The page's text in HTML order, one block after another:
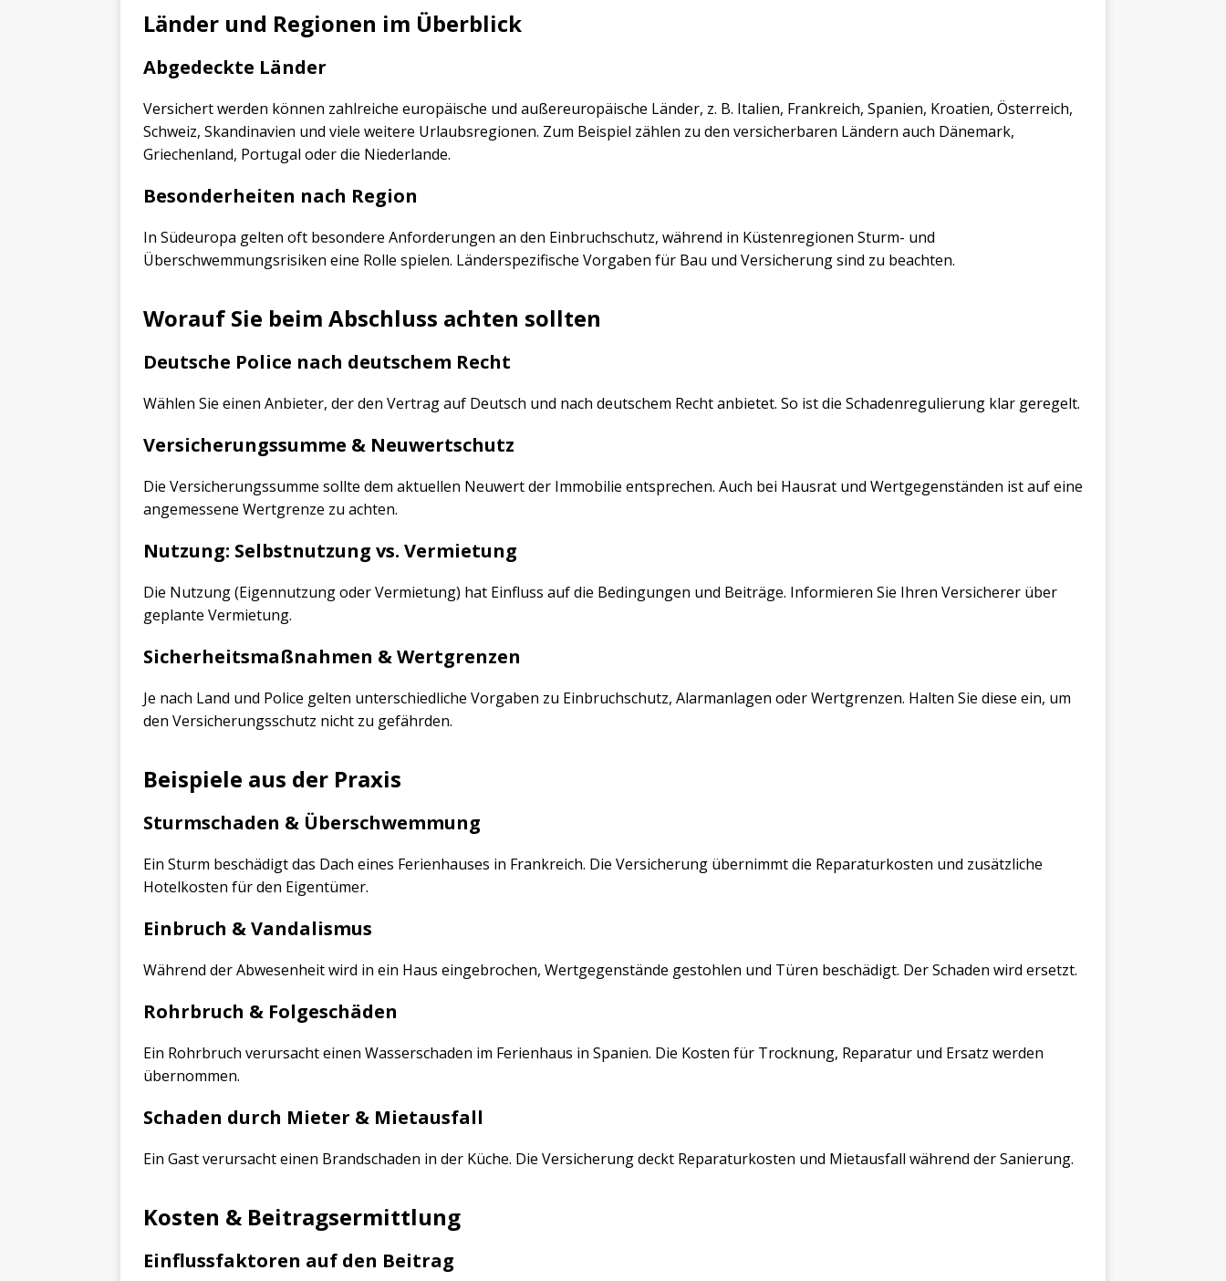
Länder und Regionen im Überblick
Abgedeckte Länder
Versichert werden können zahlreiche europäische und außereuropäische Länder, z. B. Italien, Frankreich, Spanien, Kroatien, Österreich,
Schweiz, Skandinavien und viele weitere Urlaubsregionen. Zum Beispiel zählen zu den versicherbaren Ländern auch Dänemark,
Griechenland, Portugal oder die Niederlande.
Besonderheiten nach Region
In Südeuropa gelten oft besondere Anforderungen an den Einbruchschutz, während in Küstenregionen Sturm- und
Überschwemmungsrisiken eine Rolle spielen. Länderspezifische Vorgaben für Bau und Versicherung sind zu beachten.
Worauf Sie beim Abschluss achten sollten
Deutsche Police nach deutschem Recht
Wählen Sie einen Anbieter, der den Vertrag auf Deutsch und nach deutschem Recht anbietet. So ist die Schadenregulierung klar geregelt.
Versicherungssumme & Neuwertschutz
Die Versicherungssumme sollte dem aktuellen Neuwert der Immobilie entsprechen. Auch bei Hausrat und Wertgegenständen ist auf eine
angemessene Wertgrenze zu achten.
Nutzung: Selbstnutzung vs. Vermietung
Die Nutzung (Eigennutzung oder Vermietung) hat Einfluss auf die Bedingungen und Beiträge. Informieren Sie Ihren Versicherer über
geplante Vermietung.
Sicherheitsmaßnahmen & Wertgrenzen
Je nach Land und Police gelten unterschiedliche Vorgaben zu Einbruchschutz, Alarmanlagen oder Wertgrenzen. Halten Sie diese ein, um
den Versicherungsschutz nicht zu gefährden.
Beispiele aus der Praxis
Sturmschaden & Überschwemmung
Ein Sturm beschädigt das Dach eines Ferienhauses in Frankreich. Die Versicherung übernimmt die Reparaturkosten und zusätzliche
Hotelkosten für den Eigentümer.
Einbruch & Vandalismus
Während der Abwesenheit wird in ein Haus eingebrochen, Wertgegenstände gestohlen und Türen beschädigt. Der Schaden wird ersetzt.
Rohrbruch & Folgeschäden
Ein Rohrbruch verursacht einen Wasserschaden im Ferienhaus in Spanien. Die Kosten für Trocknung, Reparatur und Ersatz werden
übernommen.
Schaden durch Mieter & Mietausfall
Ein Gast verursacht einen Brandschaden in der Küche. Die Versicherung deckt Reparaturkosten und Mietausfall während der Sanierung.
Kosten & Beitragsermittlung
Einflussfaktoren auf den Beitrag